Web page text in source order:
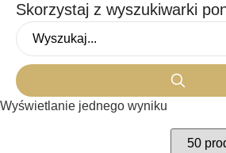
Skorzystaj z wyszukiwarki
Wyświetlanie jednego wyniku